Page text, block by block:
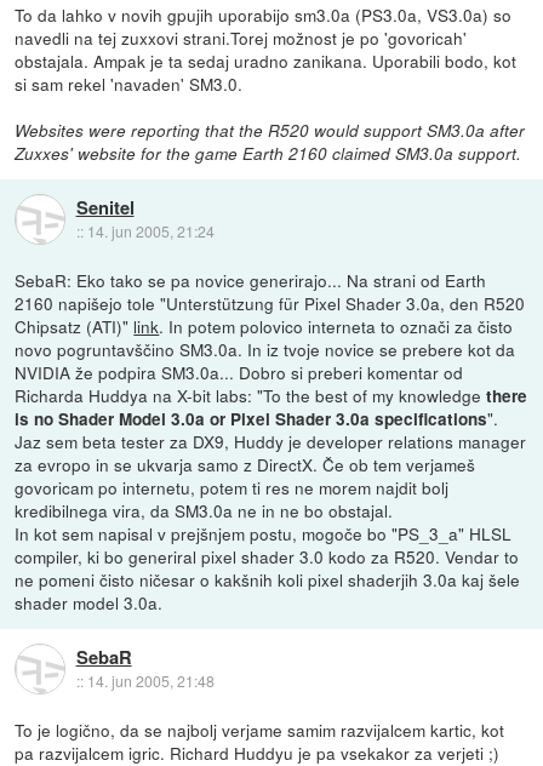
To da lahko v novih gpujih uporabijo sm3.0a (PS3.0a, VS3.0a) so
navedli na tej zuxxovi strani.Torej možnost je po 'govoricah'
obstajala. Ampak je ta sedaj uradno zanikana. Uporabili bodo, kot
si sam rekel 'navaden' SM3.0.
Websites were reporting that the R520 would support SM3.0a after
Zuxxes' website for the game Earth 2160 claimed SM3.0a support.
Senitel
:: 14. jun 2005, 21:24
SebaR: Eko tako se pa novice generirajo... Na strani od Earth
2160 napišejo tole "Unterstützung für Pixel Shader 3.0a, den R520
Chipsatz (ATI)" link. In potem polovico interneta to označi za čisto
novo pogruntavščino SM3.0a. In iz tvoje novice se prebere kot da
NVIDIA že podpira SM3.0a... Dobro si preberi komentar od
Richarda Huddya na X-bit labs: "To the best of my knowledgethere
is no Shader Model 3.0a or Pixel Shader 3.0a specifications".
Jaz sem beta tester za DX9, Huddy je developer relations manager
za evropo in se ukvarja samo z DirectX. Če ob tem verjameš
govoricam po internetu, potem ti res ne morem najdit bolj
kredibilnega vira, da SM3.0a ne in ne bo obstajal.
In kot sem napisal v prejšnjem postu, mogoče bo "PS_3_a" HLSL
compiler, ki bo generiral pixel shader 3.0 kodo za R520. Vendar to
ne pomeni čisto ničesar o kakšnih koli pixel shaderjih 3.0a kaj šele
shader model 3.0a.
SebaR
:: 14. jun 2005, 21:48
To je logično, da se najbolj verjame samim razvijalcem kartic, kot
pa razvijalcem igric. Richard Huddyu je pa vsekakor za verjeti ;)